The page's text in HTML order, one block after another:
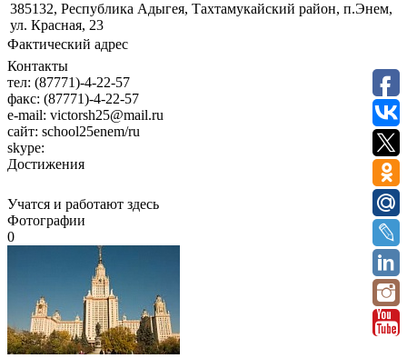
385132, Республика Адыгея, Тахтамукайский район, п.Энем,
ул. Красная, 23
Фактический адрес
Контакты
тел: (87771)-4-22-57
факс: (87771)-4-22-57
e-mail: victorsh25@mail.ru
сайт: school25enem/ru
skype:
Достижения
Учатся и работают здесь
Фотографии
0